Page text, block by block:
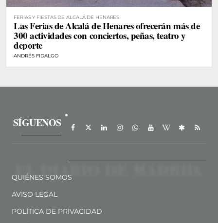
FERIAS Y FIESTAS DE ALCALÁ DE HENARES
Las Ferias de Alcalá de Henares ofrecerán más de
300 actividades con conciertos, peñas, teatro y
deporte
ANDRÉS FIDALGO
SÍGUENOS
QUIÉNES SOMOS
AVISO LEGAL
POLÍTICA DE PRIVACIDAD